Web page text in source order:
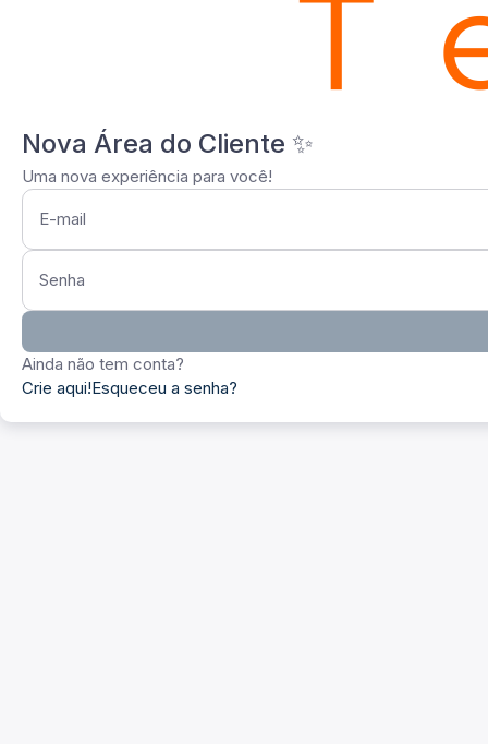
Nova Área do Cliente ✨
Uma nova experiência para você!
E-mail
Senha
Ainda não tem conta?
Crie aqui!Esqueceu a senha?